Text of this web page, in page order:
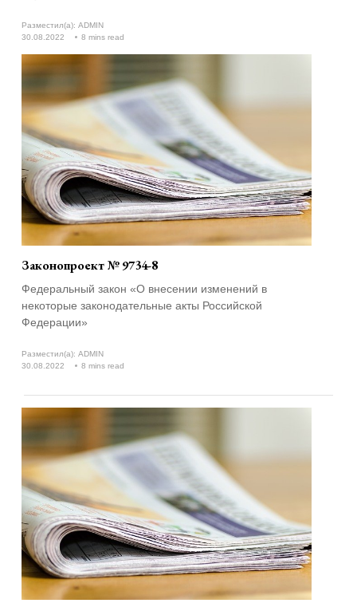
Разместил(а): ADMIN
30.08.2022
8 mins read
Законопроект № 9734-8
Федеральный закон «О внесении изменений в
некоторые законодательные акты Российской
Федерации»
Разместил(а): ADMIN
30.08.2022
8 mins read